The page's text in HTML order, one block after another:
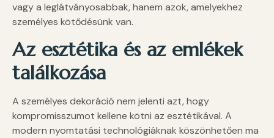
vagy a leglátványosabbak, hanem azok, amelyekhez
személyes kötődésünk van.
Az esztétika és az emlékek
találkozása
A személyes dekoráció nem jelenti azt, hogy
kompromisszumot kellene kötni az esztétikával. A
modern nyomtatási technológiáknak köszönhetően ma